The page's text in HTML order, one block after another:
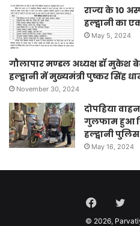
राज्य के 10
हल्द्वानी का
May 5, 2024
गौलापार मण्डल अध्यक्ष डॉ
हल्द्वानी में मुख्यमंत्री पुष्कर सिंह
November 30, 2024
दोपहिया
गुलफाम हुआ
हल्द्वानी
May 16, 2024
© 2026,